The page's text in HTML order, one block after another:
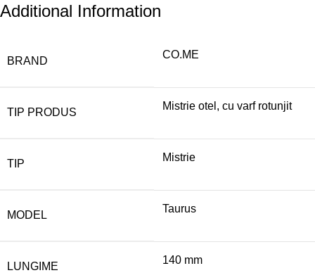
Additional Information
BRAND
CO.ME
TIP PRODUS
Mistrie otel, cu varf rotunjit
TIP
Mistrie
MODEL
Taurus
LUNGIME
140 mm